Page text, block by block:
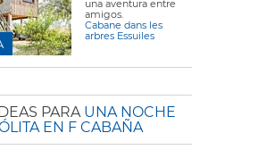
una aventura entre
amigos.
Cabane dans les
arbres Essuiles
PARA UNA NOCHE
EN F CABAÑA